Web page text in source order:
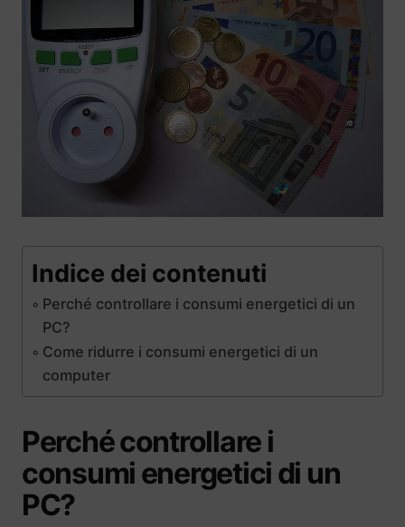
Indice dei contenuti
Perché controllare i consumi energetici di un
PC?
Come ridurre i consumi energetici di un
computer
Perché controllare i
consumi energetici di un
PC?